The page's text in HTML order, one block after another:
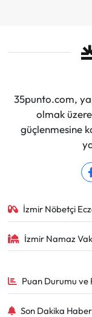
35punto.com,
olmak
güçlenmesine
İzmir Nöbetçi
İzmir Namaz
Puan Durumu ve
Son Dakika